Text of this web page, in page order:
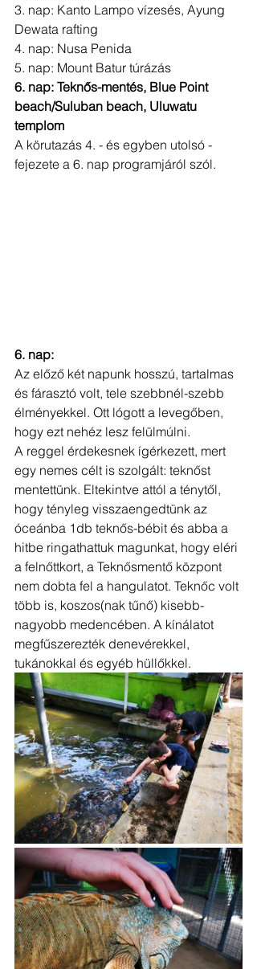
3. nap: Kanto Lampo vízesés, Ayung
Dewata rafting
4. nap: Nusa Penida
5. nap: Mount Batur túrázás
6. nap: Teknős-mentés, Blue Point
beach/Suluban beach, Uluwatu
templom
A körutazás 4. - és egyben utolsó -
fejezete a 6. nap programjáról szól.
6. nap:
Az előző két napunk hosszú, tartalmas
és fárasztó volt, tele szebbnél-szebb
élményekkel. Ott lógott a levegőben,
hogy ezt nehéz lesz felülmúlni.
A reggel érdekesnek ígérkezett, mert
egy nemes célt is szolgált: teknőst
mentettünk. Eltekintve attól a ténytől,
hogy tényleg visszaengedtünk az
óceánba 1db teknős-bébit és abba a
hitbe ringathattuk magunkat, hogy eléri
a felnőttkort, a Teknősmentő központ
nem dobta fel a hangulatot. Teknőc volt
több is, koszos(nak tűnő) kisebb-
nagyobb medencében. A kínálatot
megfűszerezték denevérekkel,
tukánokkal és egyéb hüllőkkel.